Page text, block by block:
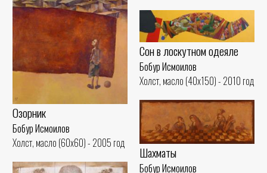
Озорник
Бобур Исмоилов
Холст, масло (60x60) - 2005 год
Сон в лоскутном одеяле
Бобур Исмоилов
Холст, масло (40x150) - 2010 год
Шахматы
Бобур Исмоилов